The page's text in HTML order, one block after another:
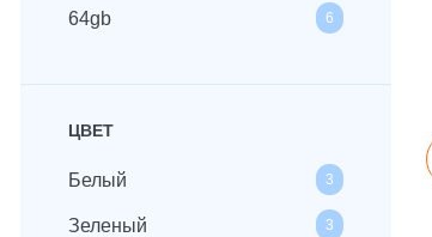
64gb 6
ЦВЕТ
Белый 3
Зеленый 3